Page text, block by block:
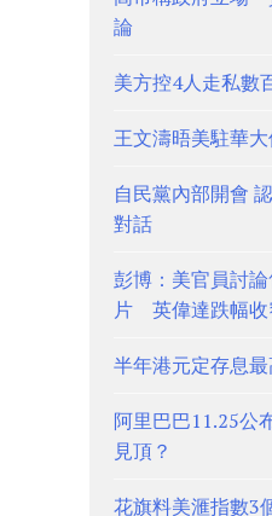
論
美方控4人走私數
王文濤晤美駐華
自民黨內部開會
對話
彭博：美官員討
片 英偉達跌幅
半年港元定存息
阿里巴巴11.25
見頂？
花旗料美滙指數3